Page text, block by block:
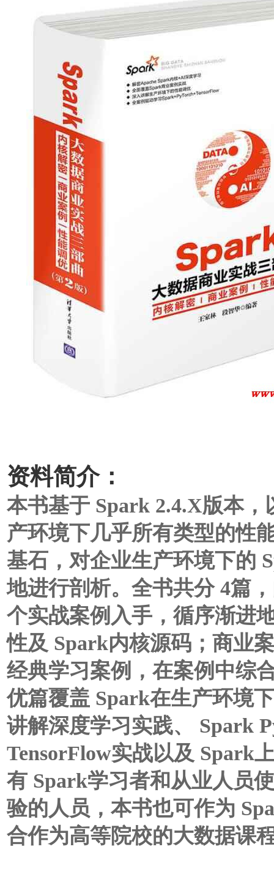
资料简介：
本书基于 Spark 2.4.X版本
产环境下几乎所有类型的性
基石，对企业生产环境下的
地进行剖析。全书共分 4篇
个实战案例入手，循序渐进
性及 Spark内核源码；商业
经典学习案例，在案例中综
优篇覆盖 Spark在生产环境
讲解深度学习实践、 Spark
TensorFlow实战以及 Spark
有 Spark学习者和从业人员
验的人员，本书也可作为
合作为高等院校的大数据课